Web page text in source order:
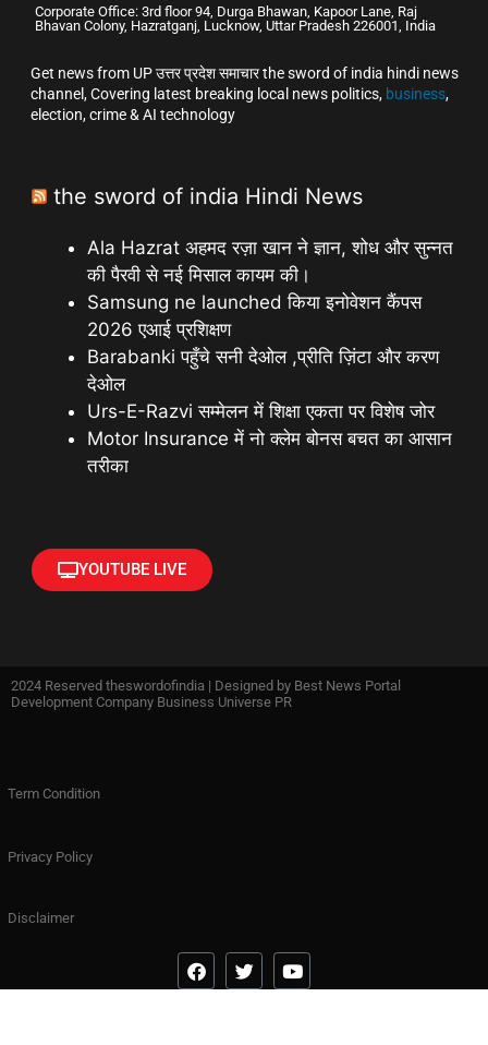
Corporate Office: 3rd floor 94, Durga Bhawan, Kapoor Lane, Raj
Bhavan Colony, Hazratganj, Lucknow, Uttar Pradesh 226001, India
Get news from UP उत्तर प्रदेश समाचार the sword of india hindi news
channel, Covering latest breaking local news politics, business,
election, crime & AI technology
the sword of india Hindi News
Ala Hazrat अहमद रज़ा खान ने ज्ञान, शोध और सुन्नत
की पैरवी से नई मिसाल कायम की।
Samsung ne launched किया इनोवेशन कैंपस
2026 एआई प्रशिक्षण
Barabanki पहुँचे सनी देओल ,प्रीति ज़िंटा और करण
देओल
Urs-E-Razvi सम्मेलन में शिक्षा एकता पर विशेष जोर
Motor Insurance में नो क्लेम बोनस बचत का आसान
तरीका
YOUTUBE LIVE
2024 Reserved theswordofindia | Designed by Best News Portal
Development Company Business Universe PR
Term Condition
Privacy Policy
Disclaimer